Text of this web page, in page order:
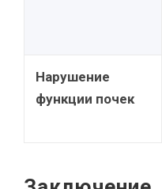
Нарушение
функции почек